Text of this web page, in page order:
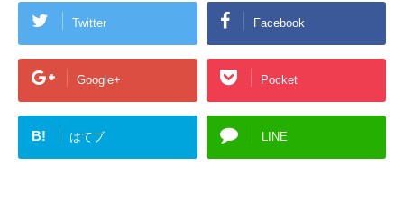
Twitter Facebook
Google+ Pocket
B! はてブ LINE